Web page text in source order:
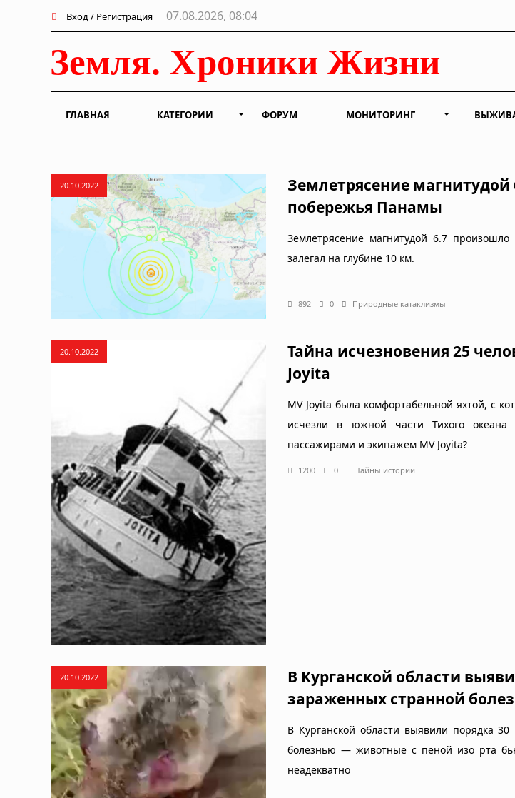
Вход / Регистрация 07.08.2026, 08:04
ГЛАВНАЯ КАТЕГОРИИ ФОРУМ МОНИТОРИНГ
20.10.2022
Землетрясение
побережья Панамы
Землетрясение магнитудой 6.7
залегал на глубине 10 км.
892 0 Природные катаклизмы
20.10.2022
Тайна исчезновения 25
Joyita
MV Joyita была комфортабельной яхтой, с
исчезли в южной части Тихого
пассажирами и экипажем MV Joyita?
1200 0 Тайны истории
20.10.2022
В Курганской области
зараженных странной
В Курганской области выявили порядка
болезнью — животные с пеной изо рта
неадекватно